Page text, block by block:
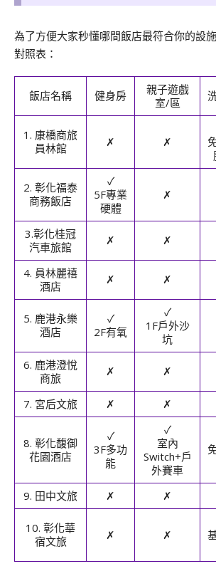
為了方便大家秒懂哪間飯店最符合你的設
對照表：
飯店名稱 健身房
親子遊戲
室/區
1. 康橋商旅
員林館
✗ ✗
2. 彰化福泰
商務飯店
✓
5F專業
硬體
✗
3.彰化桂冠
汽車旅館
✗ ✗
4. 員林麗禧
酒店
✗ ✗
5. 鹿港永樂
酒店
✓
2F有氧
✓
1F戶外沙
坑
6. 鹿港澄悅
商旅
✗ ✗
7. 宮后文旅
✗ ✗
8. 彰化馥御
花園酒店
✓
3F多功
能
✓
室內
Switch+戶
外賽車
9. 田中文旅 ✗ ✗
10. 彰化華
宿文旅
✗ ✗